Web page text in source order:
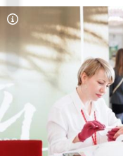
Copyright-Hinweis